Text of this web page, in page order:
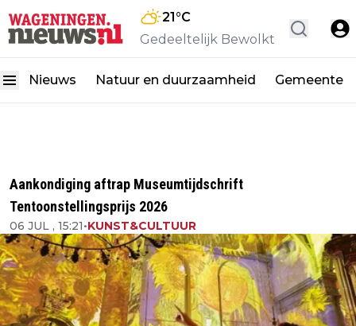
21°C
Gedeeltelijk Bewolkt
Nieuws Natuur en duurzaamheid Gemeente
Aankondiging aftrap Museumtijdschrift
Tentoonstellingsprijs 2026
06 JUL , 15:21•KUNST&CULTUUR